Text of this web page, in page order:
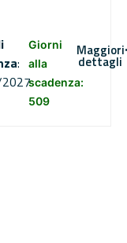
:
Giorni
alla
scadenza:
509
Maggiori
dettagli